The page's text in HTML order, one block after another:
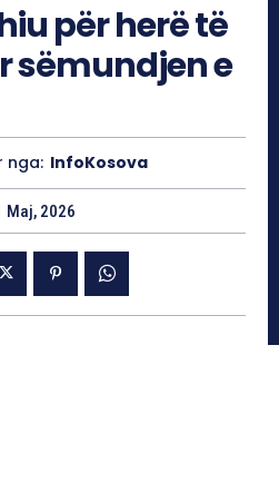
për herë të
sëmundjen e
nga: InfoKosova
Maj, 2026